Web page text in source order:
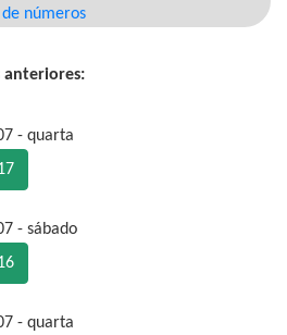
de números
anteriores:
- quarta
- sábado
- quarta